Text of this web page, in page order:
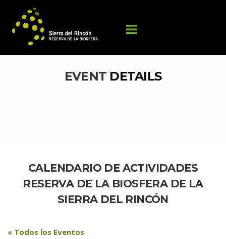
EVENT DETAILS
CALENDARIO DE ACTIVIDADES
RESERVA DE LA BIOSFERA DE LA
SIERRA DEL RINCÓN
« Todos los Eventos